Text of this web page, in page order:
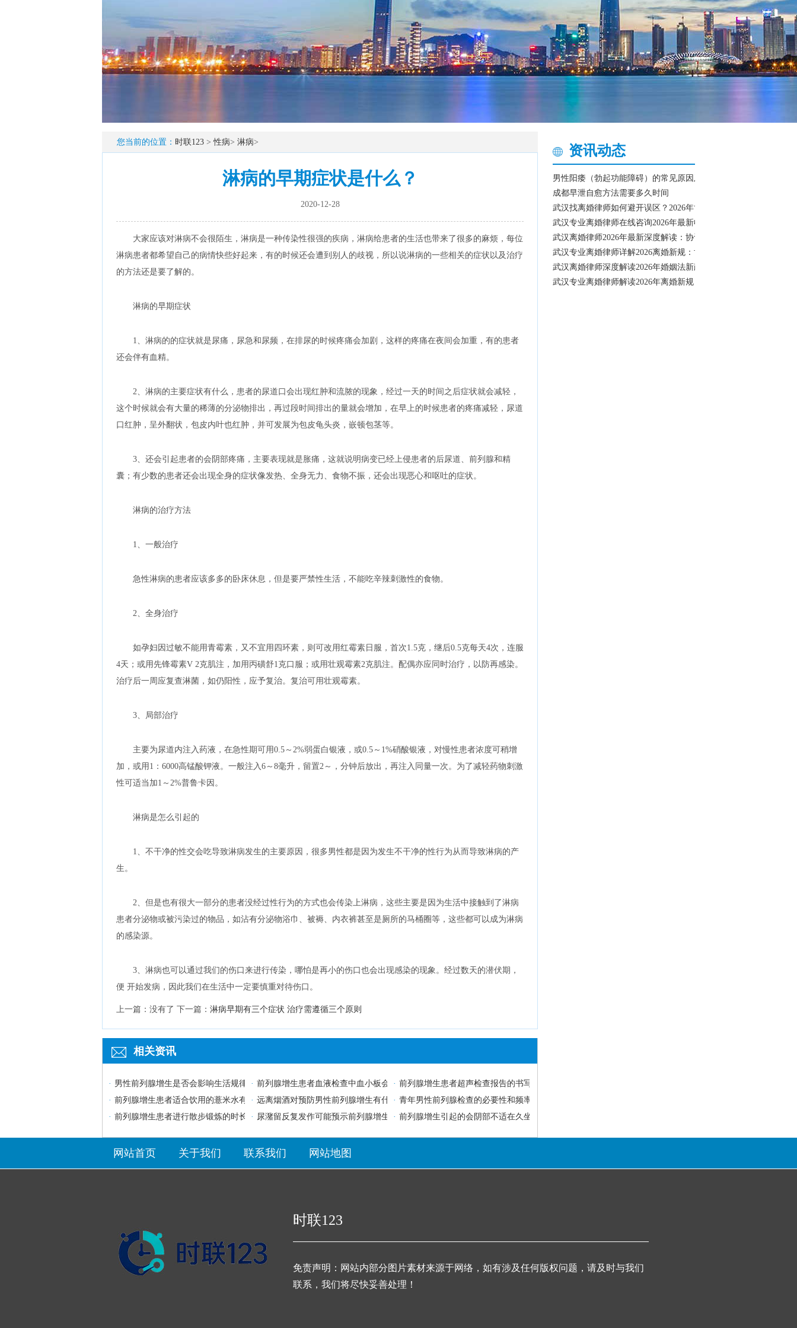
您当前的位置： 时联123 >性病> 淋病>
淋病的早期症状是什么？
2020-12-28
大家应该对淋病不会很陌生，淋病是一种传染性很强的疾病，淋病给患者的生活也带来了很多的麻烦，每位
淋病患者都希望自己的病情快些好起来，有的时候还会遭到别人的歧视，所以说淋病的一些相关的症状以及治疗
的方法还是要了解的。
淋病的早期症状
1、淋病的的症状就是尿痛，尿急和尿频，在排尿的时候疼痛会加剧，这样的疼痛在夜间会加重，有的患者
还会伴有血精。
2、淋病的主要症状有什么，患者的尿道口会出现红肿和流脓的现象，经过一天的时间之后症状就会减轻，
这个时候就会有大量的稀薄的分泌物排出，再过段时间排出的量就会增加，在早上的时候患者的疼痛减轻，尿道
口红肿，呈外翻状，包皮内叶也红肿，并可发展为包皮龟头炎，嵌顿包茎等。
3、还会引起患者的会阴部疼痛，主要表现就是胀痛，这就说明病变已经上侵患者的后尿道、前列腺和精
囊；有少数的患者还会出现全身的症状像发热、全身无力、食物不振，还会出现恶心和呕吐的症状。
淋病的治疗方法
1、一般治疗
急性淋病的患者应该多多的卧床休息，但是要严禁性生活，不能吃辛辣刺激性的食物。
2、全身治疗
如孕妇因过敏不能用青霉素，又不宜用四环素，则可改用红霉素日服，首次1.5克，继后0.5克每天4次，连服
4天；或用先锋霉素V 2克肌注，加用丙磺舒1克口服；或用壮观霉素2克肌注。配偶亦应同时治疗，以防再感染。
治疗后一周应复查淋菌，如仍阳性，应予复治。复治可用壮观霉素。
3、局部治疗
主要为尿道内注入药液，在急性期可用0.5～2%弱蛋白银液，或0.5～1%硝酸银液，对慢性患者浓度可稍增
加，或用1：6000高锰酸钾液。一般注入6～8毫升，留置2～，分钟后放出，再注入同量一次。为了减轻药物刺激
性可适当加1～2%普鲁卡因。
淋病是怎么引起的
1、不干净的性交会吃导致淋病发生的主要原因，很多男性都是因为发生不干净的性行为从而导致淋病的产
生。
2、但是也有很大一部分的患者没经过性行为的方式也会传染上淋病，这些主要是因为生活中接触到了淋病
患者分泌物或被污染过的物品，如沾有分泌物浴巾、被褥、内衣裤甚至是厕所的马桶圈等，这些都可以成为淋病
的感染源。
3、淋病也可以通过我们的伤口来进行传染，哪怕是再小的伤口也会出现感染的现象。经过数天的潜伏期，
便 开始发病，因此我们在生活中一定要慎重对待伤口。
上一篇：没有了 下一篇： 淋病早期有三个症状 治疗需遵循三个原则
相关资讯
· 男性前列腺增生是否会影响生活规律性· 前列腺增生患者血液检查中血小板会异常吗
· 前列腺增生患者超声检查报告的书写规范解读
· 前列腺增生患者适合饮用的薏米水有何功效
· 远离烟酒对预防男性前列腺增生有什么意义
· 青年男性前列腺检查的必要性和频率建议
· 前列腺增生患者进行散步锻炼的时长建议
· 尿潴留反复发作可能预示前列腺增生处于何种阶段？
· 前列腺增生引起的会阴部不适在久坐后会加重吗
资讯动态
男性阳痿（勃起功能障碍）的常见原因及改善方法
成都早泄自愈方法需要多久时间
武汉找离婚律师如何避开误区？2026年协议离婚与诉讼离婚关键流
武汉专业离婚律师在线咨询2026年最新收费标准和协议离婚流程指
武汉离婚律师2026年最新深度解读：协议离婚与诉讼离婚全流程
武汉专业离婚律师详解2026离婚新规：协议离婚流程、财产分割
武汉离婚律师深度解读2026年婚姻法新政，协议离婚与诉讼离婚全
武汉专业离婚律师解读2026年离婚新规：财产分割与子女抚养权争
网站首页 关于我们 联系我们 网站地图
时联123
免责声明：网站内部分图片素材来源于网络，如有涉及任何版权问题，请及时与我们
联系，我们将尽快妥善处理！